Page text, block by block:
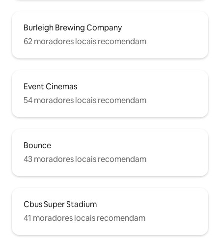
Burleigh Brewing Company
62 moradores locais recomendam
Event Cinemas
54 moradores locais recomendam
Bounce
43 moradores locais recomendam
Cbus Super Stadium
41 moradores locais recomendam